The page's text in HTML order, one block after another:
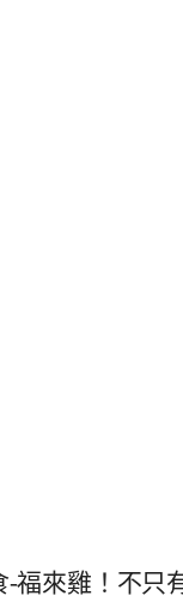
-福來雞！不只